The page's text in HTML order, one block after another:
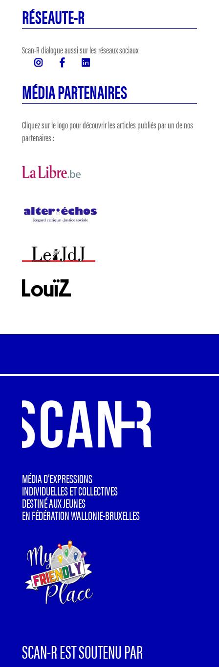
RÉSEAUTE-R
Scan-R dialogue aussi sur les réseaux sociaux
MÉDIA PARTENAIRES
Cliquez sur le logo pour découvrir les articles publiés par un de nos
partenaires :
MÉDIA D’EXPRESSIONS
INDIVIDUELLES ET COLLECTIVES
DESTINÉ AUX JEUNES
EN FÉDÉRATION WALLONIE-BRUXELLES
SCAN-R EST SOUTENU PAR